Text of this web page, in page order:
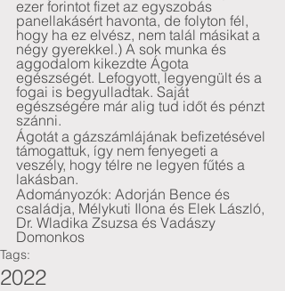
ezer forintot fizet az egyszobás
panellakásért havonta, de folyton fél,
hogy ha ez elvész, nem talál másikat a
négy gyerekkel.) A sok munka és
aggodalom kikezdte Ágota
egészségét. Lefogyott, legyengült és a
fogai is begyulladtak. Saját
egészségére már alig tud időt és pénzt
szánni.
Ágotát a gázszámlájának befizetésével
támogattuk, így nem fenyegeti a
veszély, hogy télre ne legyen fűtés a
lakásban.
Adományozók: Adorján Bence és
családja, Mélykuti Ilona és Elek László,
Dr. Wladika Zsuzsa és Vadászy
Domonkos
Tags:
2022